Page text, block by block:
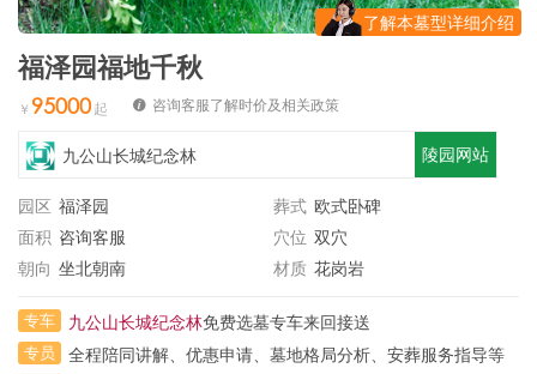
了解本墓型详细介绍
福泽园福地千秋
95000 咨询客服了解时价及相关政策
九公山长城纪念林 陵园网站
园区 福泽园 葬式 欧式卧碑
面积 咨询客服 穴位 双穴
朝向 坐北朝南 材质 花岗岩
专车 九公山长城纪念林免费选墓专车来回接送
专员 全程陪同讲解、优惠申请、墓地格局分析、安葬服务指导等